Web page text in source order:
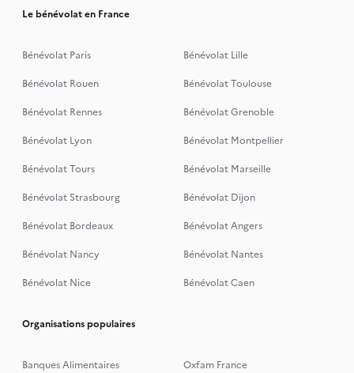
Le bénévolat en France
Bénévolat Paris
Bénévolat Lille
Bénévolat Rouen
Bénévolat Toulouse
Bénévolat Rennes
Bénévolat Grenoble
Bénévolat Lyon
Bénévolat Montpellier
Bénévolat Tours
Bénévolat Marseille
Bénévolat Strasbourg
Bénévolat Dijon
Bénévolat Bordeaux
Bénévolat Angers
Bénévolat Nancy
Bénévolat Nantes
Bénévolat Nice
Bénévolat Caen
Organisations populaires
Banques Alimentaires
Oxfam France